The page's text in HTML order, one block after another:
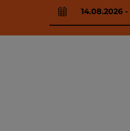
An- und Abreisefelder
14.08.2026 -